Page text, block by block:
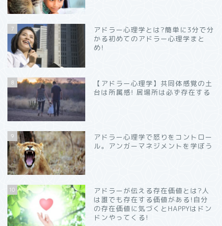
7
アドラー心理学とは?簡単に3分で分
かる初めてのアドラー心理学まと
め!
8
【アドラー心理学】共同体感覚の土
台は所属感! 居場所は必ず存在する
9
アドラー心理学で怒りをコントロー
ル。アンガーマネジメントを学ぼう
10
アドラーが伝える存在価値とは?人
は誰でも存在する価値がある!自分
の存在価値に気づくとHAPPYはドン
ドンやってくる!